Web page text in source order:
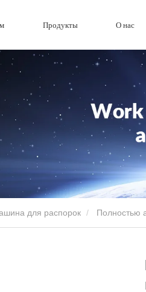
Продукты О нас
для распорок Полностью